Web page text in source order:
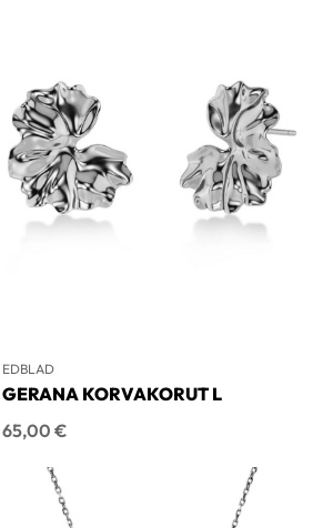
EDBLAD
GERANA KORVAKORUT L
Hinta
65,00 €